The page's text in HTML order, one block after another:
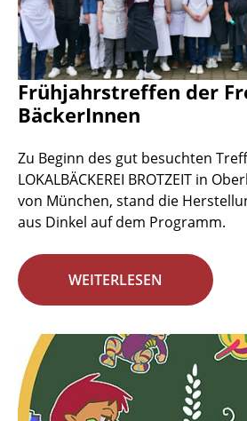
Frühjahrstreffen der
BäckerInnen
Zu Beginn des gut besuchten
LOKALBÄCKEREI BROTZEIT in
von München, stand die
aus Dinkel auf dem Programm.
WEITERLESEN